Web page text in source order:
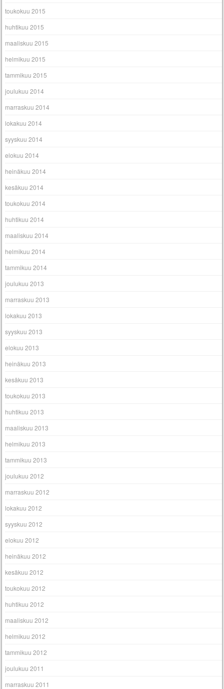
toukokuu 2015
huhtikuu 2015
maaliskuu 2015
helmikuu 2015
tammikuu 2015
joulukuu 2014
marraskuu 2014
lokakuu 2014
syyskuu 2014
elokuu 2014
heinäkuu 2014
kesäkuu 2014
toukokuu 2014
huhtikuu 2014
maaliskuu 2014
helmikuu 2014
tammikuu 2014
joulukuu 2013
marraskuu 2013
lokakuu 2013
syyskuu 2013
elokuu 2013
heinäkuu 2013
kesäkuu 2013
toukokuu 2013
huhtikuu 2013
maaliskuu 2013
helmikuu 2013
tammikuu 2013
joulukuu 2012
marraskuu 2012
lokakuu 2012
syyskuu 2012
elokuu 2012
heinäkuu 2012
kesäkuu 2012
toukokuu 2012
huhtikuu 2012
maaliskuu 2012
helmikuu 2012
tammikuu 2012
joulukuu 2011
marraskuu 2011